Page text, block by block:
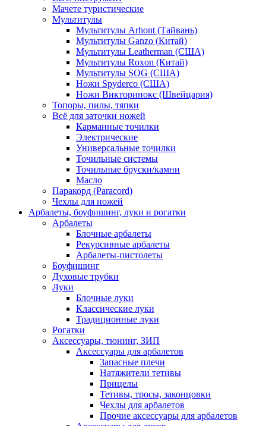
Мачете туристические
Мультитулы
Мультитулы Arhont (Тайвань)
Мультитулы Ganzo (Китай)
Мультитулы Leatherman (США)
Мультитулы Roxon (Китай)
Мультитулы SOG (США)
Ножи Spyderco (США)
Ножи Викторинокс (Швейцария)
Топоры, пилы, тяпки
Всё для заточки ножей
Карманные точилки
Электрические
Универсальные точилки
Точильные системы
Точильные бруски/камни
Масло
Паракорд (Paracord)
Чехлы для ножей
Арбалеты, боуфишинг, луки и рогатки
Арбалеты
Блочные арбалеты
Рекурсивные арбалеты
Арбалеты-пистолеты
Боуфишинг
Духовые трубки
Луки
Блочные луки
Классические луки
Традиционные луки
Рогатки
Аксессуары, тюнинг, ЗИП
Аксессуары для арбалетов
Запасные плечи
Натяжители тетивы
Прицелы
Тетивы, тросы, законцовки
Чехлы для арбалетов
Прочие аксессуары для арбалетов